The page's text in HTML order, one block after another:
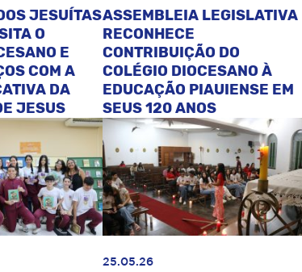
JESUÍTAS
O
E
COM A
DA
JESUS
ASSEMBLEIA LEGISLATIVA
RECONHECE
CONTRIBUIÇÃO DO
COLÉGIO DIOCESANO À
EDUCAÇÃO PIAUIENSE EM
SEUS 120 ANOS
25.05.26